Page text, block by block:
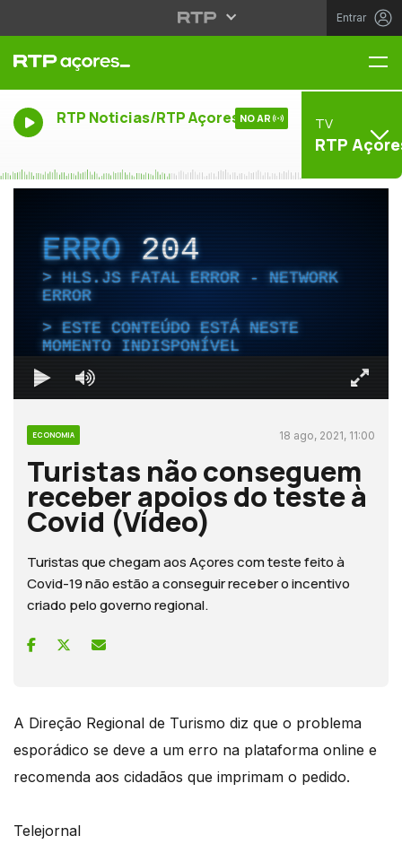
Entrar
RTP Noticias/RTP Açores NO AR TV
RTP
ERRO204
HLS.JS FATAL ERROR - NETWORK
ERROR
ESTE CONTEÚDO ESTÁ NESTE
MOMENTO INDISPONÍVEL
ECONOMIA 18 ago, 2021, 11:00
Turistas não conseguem
receber apoios do teste à
Covid (Vídeo)
Turistas que chegam aos Açores com teste feito à
Covid-19 não estão a conseguir receber o incentivo
criado pelo governo regional.
A Direção Regional de Turismo diz que o problema
esporádico se deve a um erro na plataforma online e
recomenda aos cidadãos que imprimam o pedido.
Telejornal